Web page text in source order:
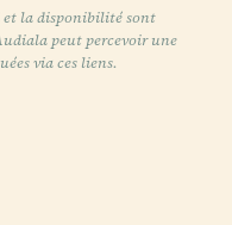
la disponibilité sont
peut percevoir une
via ces liens.